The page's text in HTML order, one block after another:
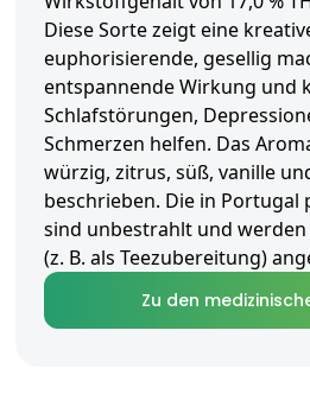
Diese Sorte zeigt eine
euphorisierende, gesellig
entspannende Wirkung und
Schlafstörungen,
Schmerzen helfen. Das
würzig, zitrus, süß, vanille
beschrieben. Die in
sind unbestrahlt und
(z. B. als Teezubereitung)
Zu den